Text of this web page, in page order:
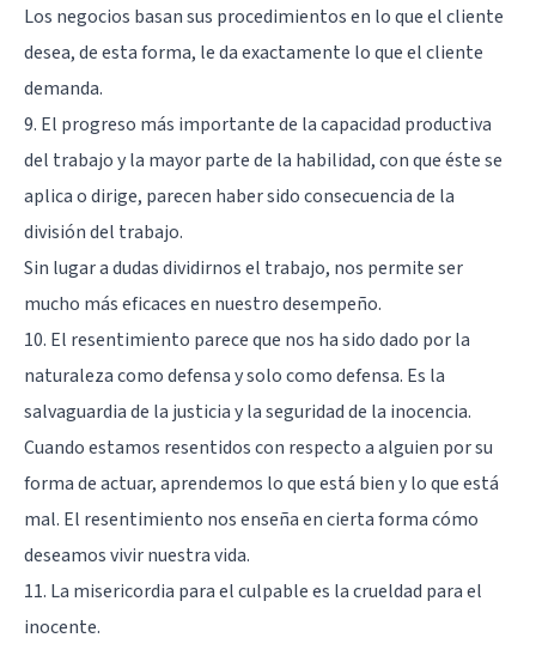
Los negocios basan sus procedimientos en lo que el cliente
desea, de esta forma, le da exactamente lo que el cliente
demanda.
9. El progreso más importante de la capacidad productiva
del trabajo y la mayor parte de la habilidad, con que éste se
aplica o dirige, parecen haber sido consecuencia de la
división del trabajo.
Sin lugar a dudas dividirnos el trabajo, nos permite ser
mucho más eficaces en nuestro desempeño.
10. El resentimiento parece que nos ha sido dado por la
naturaleza como defensa y solo como defensa. Es la
salvaguardia de la justicia y la seguridad de la inocencia.
Cuando estamos resentidos con respecto a alguien por su
forma de actuar, aprendemos lo que está bien y lo que está
mal. El resentimiento nos enseña en cierta forma cómo
deseamos vivir nuestra vida.
11. La misericordia para el culpable es la crueldad para el
inocente.